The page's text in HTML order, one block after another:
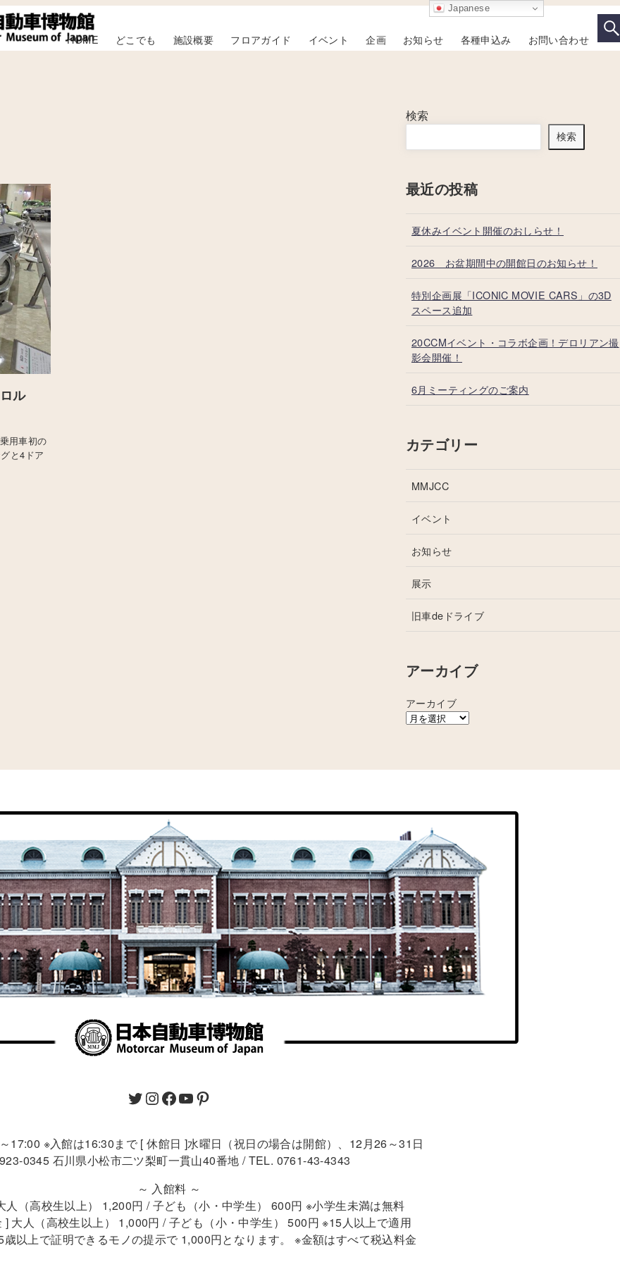
HOME どこでも 施設概要 フロアガイド イベント 企画 お知らせ 各種申込み お問い合わせ
ル
用車初の
と4ドア
検索
検索
最近の投稿
夏休みイベント開催のおしらせ！
2026 お盆期間中の開館日のお知らせ！
特別企画展「ICONIC MOVIE CARS」の3D
スペース追加
20CCMイベント・コラボ企画！デロリアン撮
影会開催！
6月ミーティングのご案内
カテゴリー
MMJCC
イベント
お知らせ
展示
旧車deドライブ
アーカイブ
アーカイブ
17:00 ※入館は16:30まで [ 休館日 ]水曜日（祝日の場合は開館）、12月26～31日
0345 石川県小松市二ツ梨町一貫山40番地 / TEL. 0761-43-4343
～ 入館料 ～
人（高校生以上） 1,200円 / 子ども（小・中学生） 600円 ※小学生未満は無料
] 大人（高校生以上） 1,000円 / 子ども（小・中学生） 500円 ※15人以上で適用
歳以上で証明できるモノの提示で 1,000円となります。 ※金額はすべて税込料金
Japanese